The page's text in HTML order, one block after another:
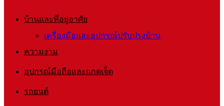
บ้านและที่อยู่อาศัย
เครื่องมือและอุปกรณ์ปรับปรุงบ้าน
ความงาม
อุปกรณ์มือถือและแกดเจ็ต
รถยนต์